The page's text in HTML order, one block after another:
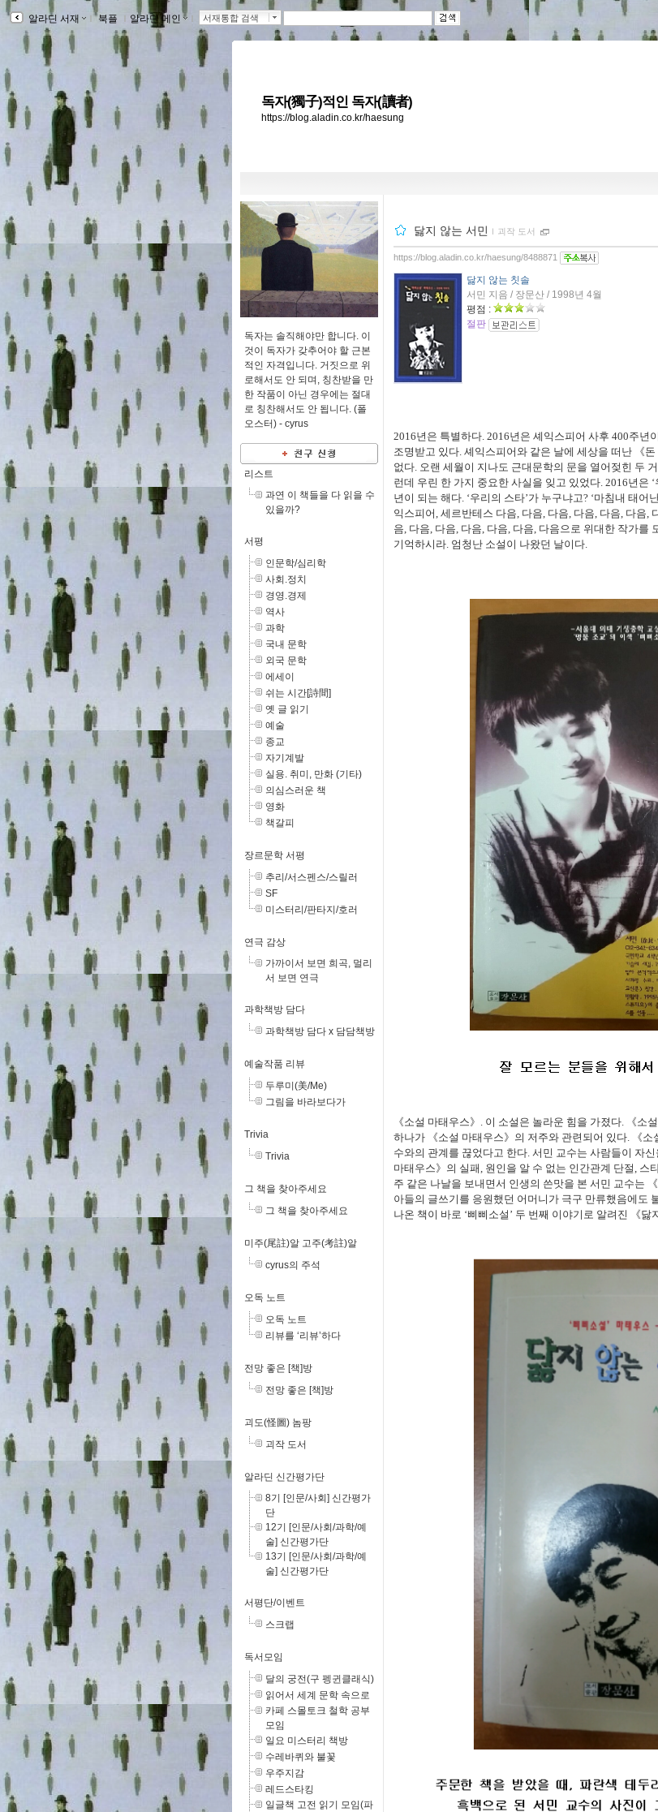
알라딘 서재 ｌ북플 알라딘 메인 서재통합 검색
독자(獨子)적인 독자(讀者)
https://blog.aladin.co.kr/haesung
독자는 솔직해야만 합니다. 이
것이 독자가 갖추어야 할 근본
적인 자격입니다. 거짓으로 위
로해서도 안 되며, 칭찬받을 만
한 작품이 아닌 경우에는 절대
로 칭찬해서도 안 됩니다. (폴
오스터) - cyrus
리스트
과연 이 책들을 다 읽을 수
있을까?
서평
인문학/심리학
사회.정치
경영.경제
역사
과학
국내 문학
외국 문학
에세이
쉬는 시간[詩間]
옛 글 읽기
예술
종교
자기계발
실용. 취미, 만화 (기타)
의심스러운 책
영화
책갈피
장르문학 서평
추리/서스펜스/스릴러
SF
미스터리/판타지/호러
연극 감상
가까이서 보면 희곡, 멀리
서 보면 연극
과학책방 담다
과학책방 담다 x 담담책방
예술작품 리뷰
두루미(美/Me)
그림을 바라보다가
Trivia
Trivia
그 책을 찾아주세요
그 책을 찾아주세요
미주(尾註)알 고주(考註)알
cyrus의 주석
오독 노트
오독 노트
리뷰를 ‘리뷰’하다
전망 좋은 [책]방
전망 좋은 [책]방
괴도(怪圖) 놈팡
괴작 도서
알라딘 신간평가단
8기 [인문/사회] 신간평가
단
12기 [인문/사회/과학/예
술] 신간평가단
13기 [인문/사회/과학/예
술] 신간평가단
서평단/이벤트
스크랩
독서모임
달의 궁전(구 펭귄클래식)
읽어서 세계 문학 속으로
카페 스몰토크 철학 공부
모임
일요 미스터리 책방
수레바퀴와 불꽃
우주지감
레드스타킹
일글책 고전 읽기 모임(파
닳지 않는 서민 ｌ 괴작 도서
https://blog.aladin.co.kr/haesung/8488871
닳지 않는 칫솔
서민 지음 / 장문산 / 1998년 4월
평점 :
절판
2016년은 특별하다. 2016년은 셰익스피어 사후 400주년
조명받고 있다. 셰익스피어와 같은 날에 세상을 떠난 《
없다. 오랜 세월이 지나도 근대문학의 문을 열어젖힌 두
런데 우린 한 가지 중요한 사실을 잊고 있었다. 2016년은
년이 되는 해다. ‘우리의 스타’가 누구냐고? ‘마침내 태어
익스피어, 세르반테스 다음, 다음, 다음, 다음, 다음, 다음,
음, 다음, 다음, 다음, 다음, 다음, 다음으로 위대한 작가를
기억하시라. 엄청난 소설이 나왔던 날이다.
《소설 마태우스》. 이 소설은 놀라운 힘을 가졌다. 《소
하나가 《소설 마태우스》의 저주와 관련되어 있다. 《
수와의 관계를 끊었다고 한다. 서민 교수는 사람들이 자
마태우스》의 실패, 원인을 알 수 없는 인간관계 단절, 스
주 같은 나날을 보내면서 인생의 쓴맛을 본 서민 교수는
아들의 글쓰기를 응원했던 어머니가 극구 만류했음에도
나온 책이 바로 ‘삐삐소설’ 두 번째 이야기로 알려진 《닳